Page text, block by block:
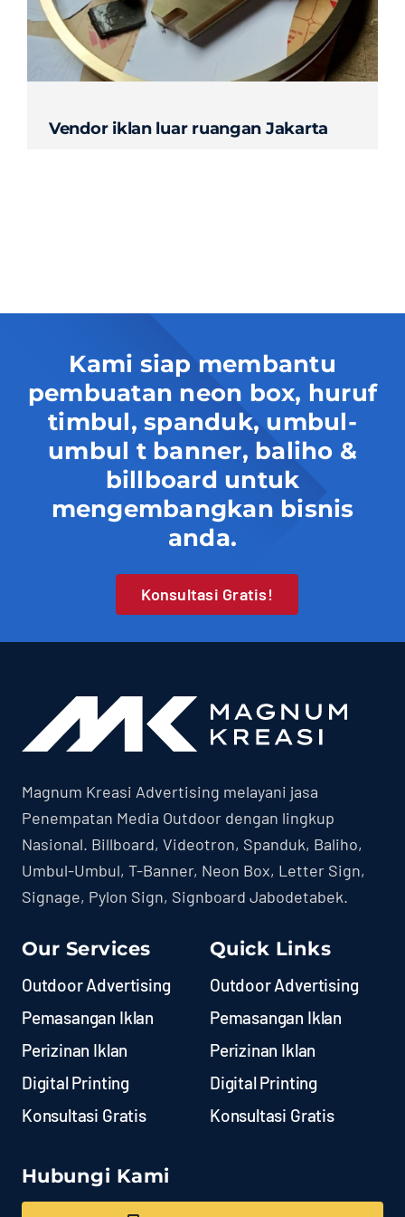
Contact
Vendor iklan luar ruangan Jakarta
Kami siap membantu
pembuatan neon box, huruf
timbul, spanduk, umbul-
umbul t banner, baliho &
billboard untuk
mengembangkan bisnis
anda.
Konsultasi Gratis!
Magnum Kreasi Advertising melayani jasa
Penempatan Media Outdoor dengan lingkup
Nasional. Billboard, Videotron, Spanduk, Baliho,
Umbul-Umbul, T-Banner, Neon Box, Letter Sign,
Signage, Pylon Sign, Signboard Jabodetabek.
Our Services
Outdoor Advertising
Pemasangan Iklan
Perizinan Iklan
Digital Printing
Konsultasi Gratis
Quick Links
Outdoor Advertising
Pemasangan Iklan
Perizinan Iklan
Digital Printing
Konsultasi Gratis
Hubungi Kami